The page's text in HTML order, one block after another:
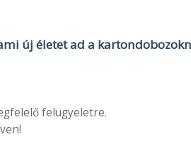
új életet ad a
felügyeletre.